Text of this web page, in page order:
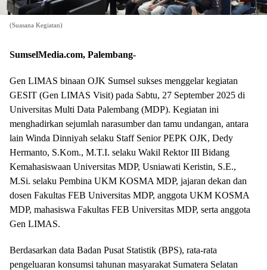
(Suasana Kegiatan)
SumselMedia.com, Palembang-
Gen LIMAS binaan OJK Sumsel sukses menggelar kegiatan
GESIT (Gen LIMAS Visit) pada Sabtu, 27 September 2025 di
Universitas Multi Data Palembang (MDP). Kegiatan ini
menghadirkan sejumlah narasumber dan tamu undangan, antara
lain Winda Dinniyah selaku Staff Senior PEPK OJK, Dedy
Hermanto, S.Kom., M.T.I. selaku Wakil Rektor III Bidang
Kemahasiswaan Universitas MDP, Usniawati Keristin, S.E.,
M.Si. selaku Pembina UKM KOSMA MDP, jajaran dekan dan
dosen Fakultas FEB Universitas MDP, anggota UKM KOSMA
MDP, mahasiswa Fakultas FEB Universitas MDP, serta anggota
Gen LIMAS.
Berdasarkan data Badan Pusat Statistik (BPS), rata-rata
pengeluaran konsumsi tahunan masyarakat Sumatera Selatan